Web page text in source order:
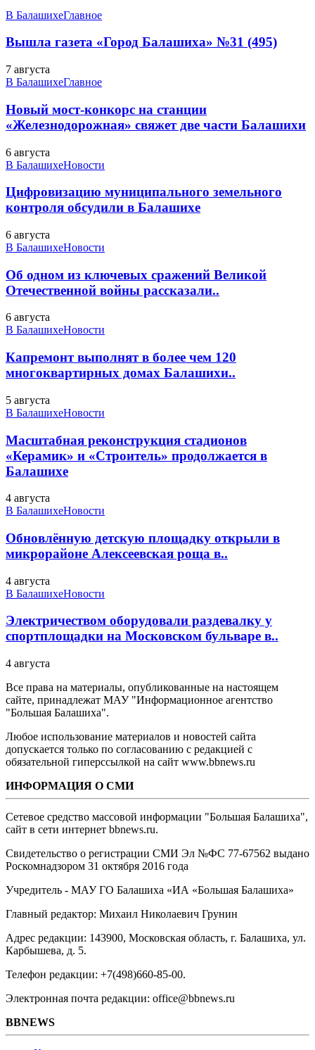
В БалашихеГлавное
Вышла газета «Город Балашиха» №31 (495)
7 августа
В БалашихеГлавное
Новый мост-конкорс на станции
«Железнодорожная» свяжет две части Балашихи
6 августа
В БалашихеНовости
Цифровизацию муниципального земельного
контроля обсудили в Балашихе
6 августа
В БалашихеНовости
Об одном из ключевых сражений Великой
Отечественной войны рассказали..
6 августа
В БалашихеНовости
Капремонт выполнят в более чем 120
многоквартирных домах Балашихи..
5 августа
В БалашихеНовости
Масштабная реконструкция стадионов
«Керамик» и «Строитель» продолжается в
Балашихе
4 августа
В БалашихеНовости
Обновлённую детскую площадку открыли в
микрорайоне Алексеевская роща в..
4 августа
В БалашихеНовости
Электричеством оборудовали раздевалку у
спортплощадки на Московском бульваре в..
4 августа
Все права на материалы, опубликованные на настоящем
сайте, принадлежат МАУ "Информационное агентство
"Большая Балашиха".
Любое использование материалов и новостей сайта
допускается только по согласованию с редакцией с
обязательной гиперссылкой на сайт www.bbnews.ru
ИНФОРМАЦИЯ О СМИ
Сетевое средство массовой информации "Большая Балашиха",
сайт в сети интернет bbnews.ru.
Свидетельство о регистрации СМИ Эл №ФС ‎77-67562 выдано
Роскомнадзором 31 октября 2016 года
Учредитель - МАУ ГО Балашиха «ИА «Большая Балашиха»
Главный редактор: Михаил Николаевич Грунин
Адрес редакции: 143900, Московская область, г. Балашиха, ул.
Карбышева, д. 5.
Телефон редакции: +7(498)660-85-00.
Электронная почта редакции: office@bbnews.ru
BBNEWS